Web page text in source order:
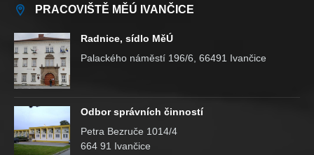
PRACOVIŠTĚ MĚÚ IVANČICE
Radnice, sídlo MěÚ
Palackého náměstí 196/6, 66491 Ivančice
Odbor správních činností
Petra Bezruče 1014/4
664 91 Ivančice